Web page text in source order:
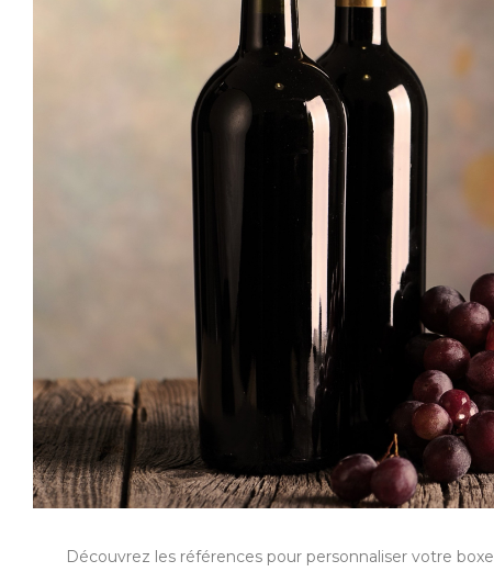
Découvrez les références pour personnaliser votre boxe